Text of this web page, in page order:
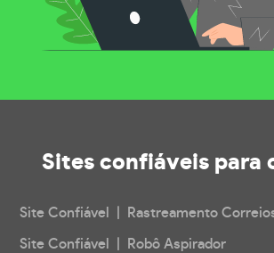
Sites confiáveis para
Site Confiável | Rastreamento
Site Confiável | Robô Aspirador